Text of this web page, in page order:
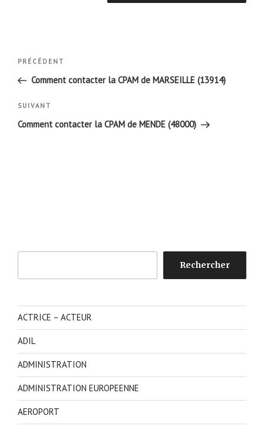
Navigation
l’article
Article
précédent
PRÉCÉDENT
Comment contacter la CPAM de MARSEILLE (13914)
Article
suivant
SUIVANT
Comment contacter la CPAM de MENDE (48000)
Rechercher
ACTRICE – ACTEUR
ADIL
ADMINISTRATION
ADMINISTRATION EUROPEENNE
AEROPORT